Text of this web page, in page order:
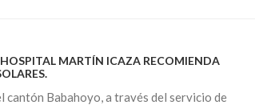
MARTÍN ICAZA RECOMIENDA
cantón Babahoyo, a través del servicio de